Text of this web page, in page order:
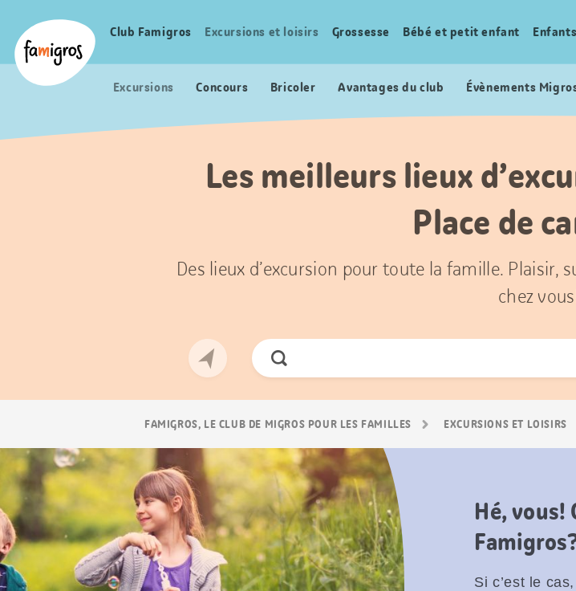
navigation
Logo
Navigation
Club Famigros Excursions et loisirs Grossesse Bébé et petit enfant
Excursions Concours Bricoler Avantages du club Évènements
Les meilleurs lieux
Place de
Des lieux d’excursion pour toute la famille. Plaisir,
chez
Chercher
FAMIGROS, LE CLUB DE MIGROS POUR LES FAMILLES EXCURSIONS ET LOISIRS
Hé, vous!
Si c’est le